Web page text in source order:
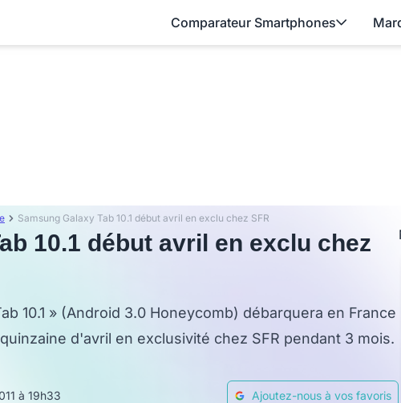
Comparateur Smartphones
Samsung Galaxy Tab 10.1 début avril en exclu chez SFR
10.1 début avril en exclu chez
10.1 » (Android 3.0 Honeycomb) débarquera en France
d'avril en exclusivité chez SFR pendant 3 mois.
à 19h33 Ajoutez-nous à vos favoris